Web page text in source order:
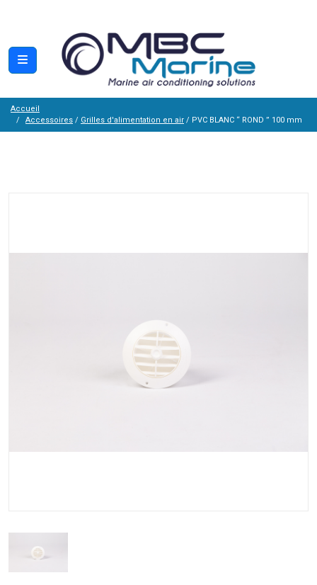
Accueil
Accessoires / Grilles d'alimentation en air / PVC BLANC “ ROND ” 100 mm